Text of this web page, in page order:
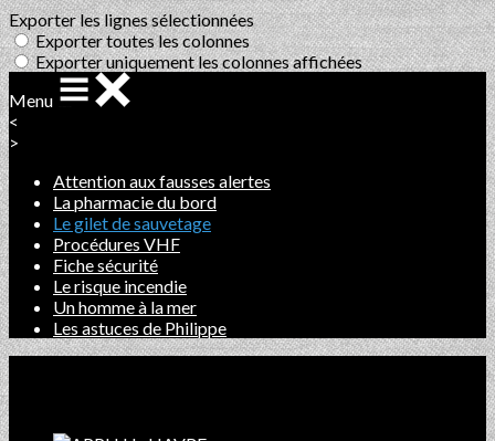
Exporter les lignes sélectionnées
Exporter toutes les colonnes
Exporter uniquement les colonnes affichées
Menu
<
>
Attention aux fausses alertes
La pharmacie du bord
Le gilet de sauvetage
Procédures VHF
Fiche sécurité
Le risque incendie
Un homme à la mer
Les astuces de Philippe